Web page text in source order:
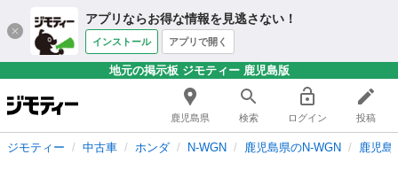
アプリならお得な情報を見逃さない！
インストール アプリで開く
地元の掲示板 ジモティー 鹿児島版
鹿児島県 検索 ログイン 投稿
ジモティー 中古車 ホンダ N-WGN 鹿児島県のN-WGN 鹿児島